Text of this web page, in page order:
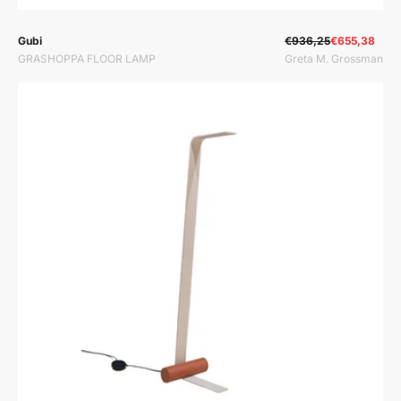
Prodavač:
Gubi
GRASHOPPA FLOOR LAMP
Prodavač:
€936,25€655,38
Greta M. Grossman